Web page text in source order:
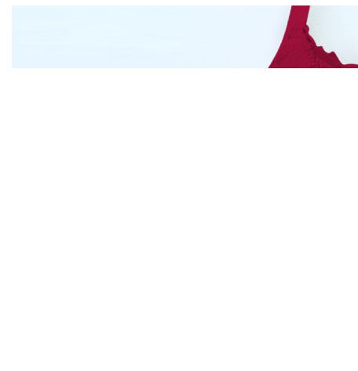
Mengintip Kepribadian
Wanita Dari Warna Bra